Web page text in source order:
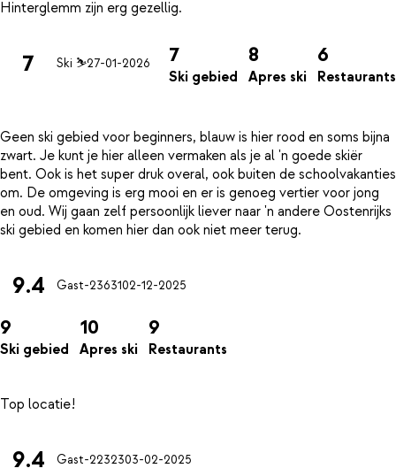
7 Ski ⛷27-01-2026 7
Ski gebied
8
Apres ski
6
Restaurants
Geen ski gebied voor beginners, blauw is hier rood en soms bijna
zwart. Je kunt je hier alleen vermaken als je al 'n goede skiër
bent. Ook is het super druk overal, ook buiten de schoolvakanties
om. De omgeving is erg mooi en er is genoeg vertier voor jong
en oud. Wij gaan zelf persoonlijk liever naar 'n andere Oostenrijks
9.4 Gast-2363102-12-2025
9
Ski gebied
10
Apres ski
9
Restaurants
9.4 Gast-2232303-02-2025